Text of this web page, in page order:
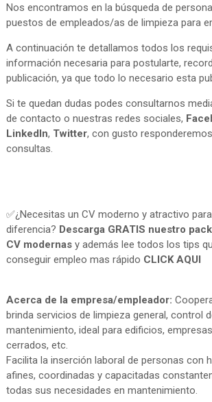
Nos encontramos en la búsqueda de
puestos de empleados/as de limpieza para
A continuación te detallamos todos los
información necesaria para postularte,
publicación, ya que todo lo necesario esta
Si te quedan dudas podes consultarnos
de contacto o nuestras redes sociales,
LinkedIn, Twitter, con gusto
consultas.
✅¿Necesitas un CV moderno y atractivo
diferencia? Descarga GRATIS nuestro
CV modernasy además lee todos los tips
conseguir empleo mas rápido CLICK AQUI
Acerca de la empresa/empleador:
brinda servicios de limpieza general, control
mantenimiento, ideal para edificios,
cerrados, etc.
Facilita la inserción laboral de personas con
afines, coordinadas y capacitadas
todas sus necesidades en mantenimiento.